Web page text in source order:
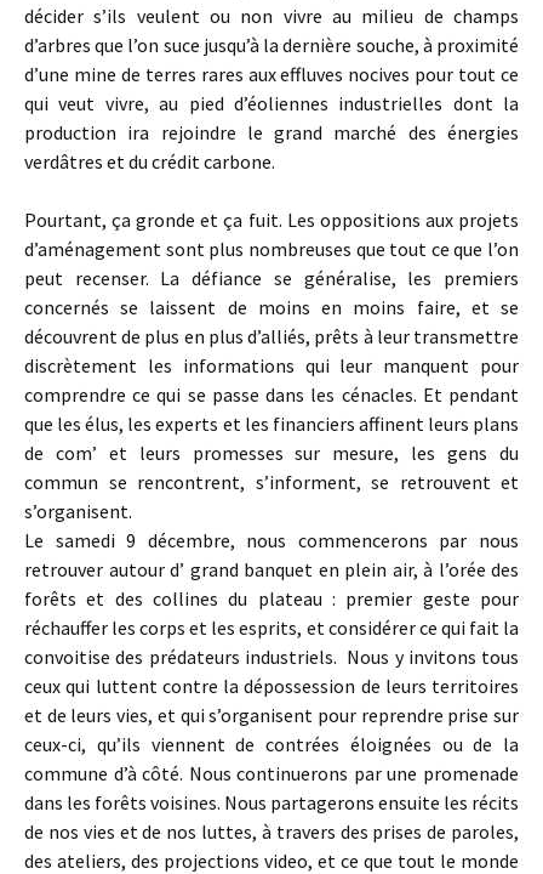
décider s’ils veulent ou non vivre au milieu de champs
d’arbres que l’on suce jusqu’à la dernière souche, à proximité
d’une mine de terres rares aux effluves nocives pour tout ce
qui veut vivre, au pied d’éoliennes industrielles dont la
production ira rejoindre le grand marché des énergies
verdâtres et du crédit carbone.
Pourtant, ça gronde et ça fuit. Les oppositions aux projets
d’aménagement sont plus nombreuses que tout ce que l’on
peut recenser. La défiance se généralise, les premiers
concernés se laissent de moins en moins faire, et se
découvrent de plus en plus d’alliés, prêts à leur transmettre
discrètement les informations qui leur manquent pour
comprendre ce qui se passe dans les cénacles. Et pendant
que les élus, les experts et les financiers affinent leurs plans
de com’ et leurs promesses sur mesure, les gens du
commun se rencontrent, s’informent, se retrouvent et
s’organisent.
Le samedi 9 décembre, nous commencerons par nous
retrouver autour d’ grand banquet en plein air, à l’orée des
forêts et des collines du plateau : premier geste pour
réchauffer les corps et les esprits, et considérer ce qui fait la
convoitise des prédateurs industriels. Nous y invitons tous
ceux qui luttent contre la dépossession de leurs territoires
et de leurs vies, et qui s’organisent pour reprendre prise sur
ceux-ci, qu’ils viennent de contrées éloignées ou de la
commune d’à côté. Nous continuerons par une promenade
dans les forêts voisines. Nous partagerons ensuite les récits
de nos vies et de nos luttes, à travers des prises de paroles,
des ateliers, des projections video, et ce que tout le monde